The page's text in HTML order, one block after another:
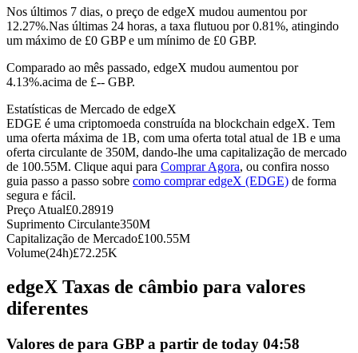
Futuros de USDC
Copiar Trading
Junte-se aos principais traders
Nos últimos 7 dias, o preço de edgeX mudou aumentou por
12.27%.Nas últimas 24 horas, a taxa flutuou por 0.81%, atingindo
um máximo de £0 GBP e um mínimo de £0 GBP.
Comparado ao mês passado, edgeX mudou aumentou por
4.13%.acima de £-- GBP.
Estatísticas de Mercado de edgeX
EDGE é uma criptomoeda construída na blockchain edgeX. Tem
uma oferta máxima de 1B, com uma oferta total atual de 1B e uma
oferta circulante de 350M, dando-lhe uma capitalização de mercado
de 100.55M. Clique aqui para Comprar Agora, ou confira nosso
guia passo a passo sobre como comprar edgeX (EDGE) de forma
segura e fácil.
Preço Atual£0.28919
Suprimento Circulante350M
Capitalização de Mercado£100.55M
Volume(24h)£72.25K
edgeX Taxas de câmbio para valores
diferentes
Valores de para GBP a partir de today 04:58